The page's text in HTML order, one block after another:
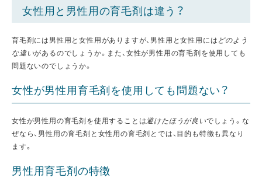
女性用と男性用の育毛剤は違う？
育毛剤には男性用と女性用がありますが、男性用と女性用にはどのよう
な違いがあるのでしょうか。また、女性が男性用の育毛剤を使用しても
問題ないのでしょうか。
女性が男性用育毛剤を使用しても問題ない？
女性が男性用の育毛剤を使用することは避けたほうが良いでしょう。な
ぜなら、男性用の育毛剤と女性用の育毛剤とでは、目的も特徴も異なり
ます。
男性用育毛剤の特徴